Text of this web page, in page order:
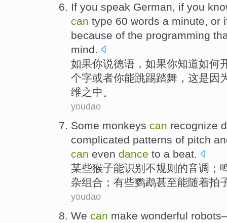
If you speak German, if you
can type 60 words a minute, or
because of the programming
mind.
如果你说德语 ，如果你知道如何
个字或者你能跳踢踏舞 ， 这是因
维之中。
youdao
Some monkeys can recognize
complicated patterns of pitch
can even dance to a beat.
某些猴子能识别 不规则的音调 ；
杂组合； 有些鹦鹉甚至能随着拍
youdao
We can make wonderful robots